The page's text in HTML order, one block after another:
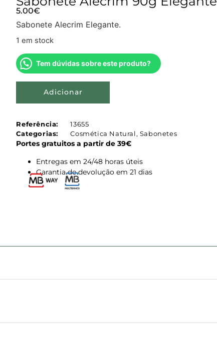
5.00€
Sabonete Alecrim Elegante.
1 em stock
Tem dúvidas sobre este produto?
Adicionar
Referência:
13655
Categorias:
Cosmética Natural, Sabonetes
Portes gratuitos a partir de 39€
Entregas em 24/48 horas úteis
Garantia de devolução em 21 dias